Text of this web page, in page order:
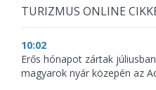
TURIZMUS ONLINE
10:02
Erős hónapot zártak
magyarok nyár közepén az